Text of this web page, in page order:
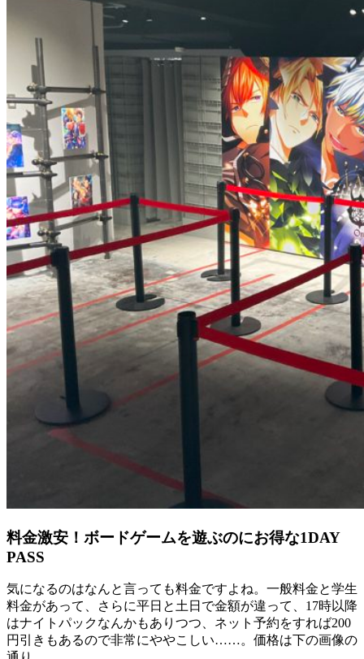
料金激安！ボードゲームを遊ぶのにお得な1DAY
PASS
気になるのはなんと言っても料金ですよね。一般料金と学生
料金があって、さらに平日と土日で金額が違って、 17時以降
はナイトパックなんかもありつつ、ネット予約をすれば200
円引きもあるので非常にややこしい……。価格は下の画像の